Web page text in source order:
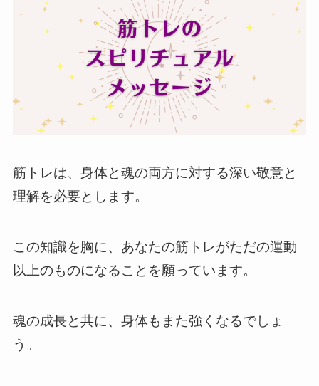
筋トレは、身体と魂の両方に対する深い敬意と
理解を必要とします。
この知識を胸に、あなたの筋トレがただの運動
以上のものになることを願っています。
魂の成長と共に、身体もまた強くなるでしょ
う。